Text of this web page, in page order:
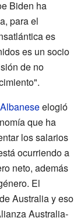
Biden ha
para el
es
es un socio
de no
elogió
que ha
los salarios
ocurriendo a
neto, además
El
Australia y eso
Australia-